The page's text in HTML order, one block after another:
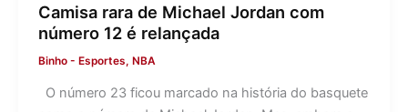
Camisa rara de Michael Jordan com
número 12 é relançada
Binho - Esportes, NBA
O número 23 ficou marcado na história do basquete